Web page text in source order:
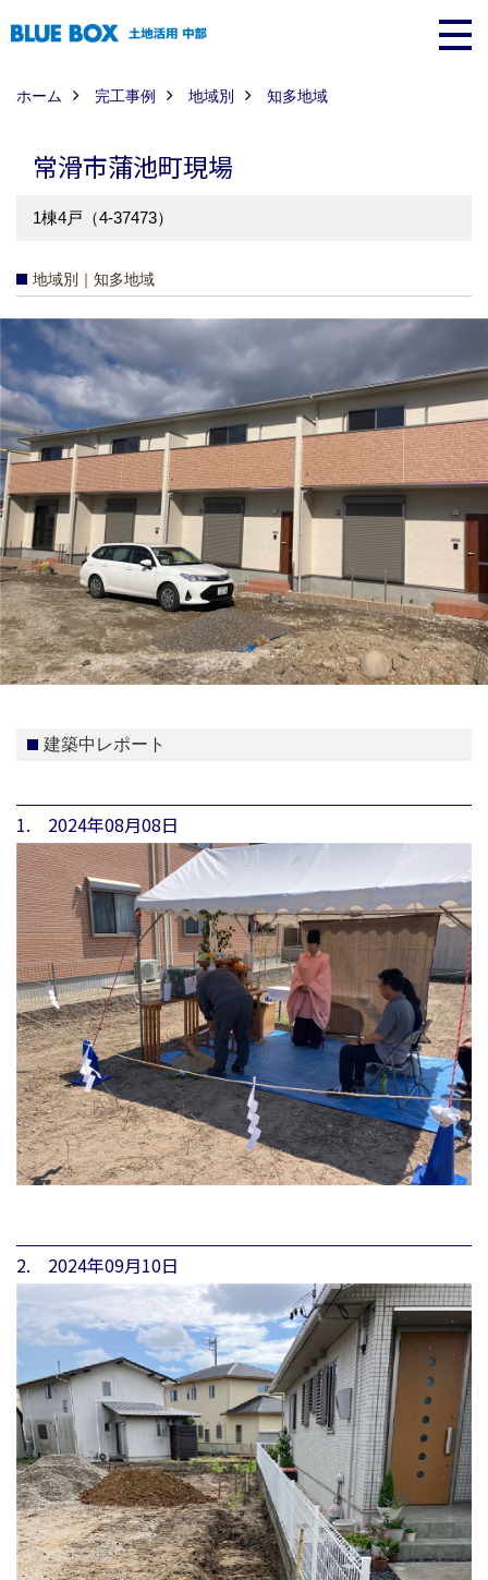
ホーム 完工事例 地域別 知多地域
常滑市蒲池町現場
1棟4戸（4-37473）
地域別｜知多地域
建築中レポート
1. 2024年08月08日
2. 2024年09月10日